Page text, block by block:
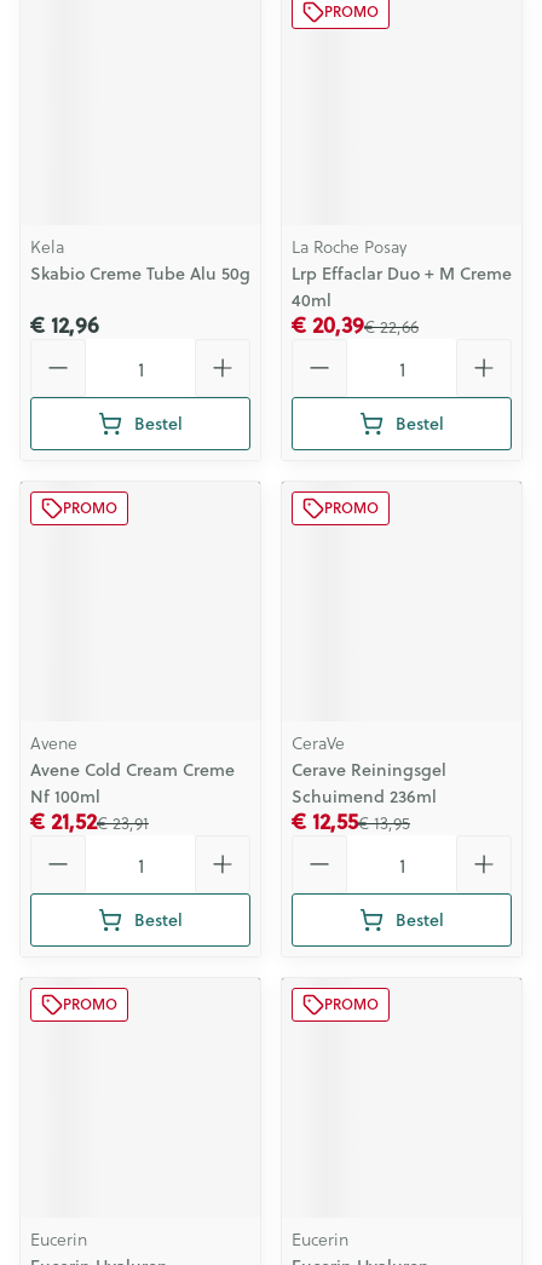
Kela
Skabio Creme Tube Alu 50g
€ 12,96
Bestel
PROMO
La Roche Posay
Lrp Effaclar Duo + M Creme
40ml
€ 22,66
€ 20,39
Bestel
PROMO
Avene
Avene Cold Cream Creme
Nf 100ml
€ 23,91
€ 21,52
Bestel
PROMO
CeraVe
Cerave Reiningsgel
Schuimend 236ml
€ 13,95
€ 12,55
Bestel
PROMO
Eucerin
PROMO
Eucerin